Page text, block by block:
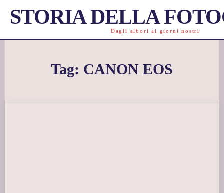
STORIA DELLA
Dagli albori ai giorni nostri
Tag: CANON EOS